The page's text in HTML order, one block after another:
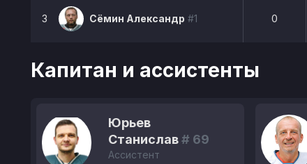
3 Сёмин Александр #1 0
Капитан и ассистенты
Юрьев
Станислав# 69
Ассистент